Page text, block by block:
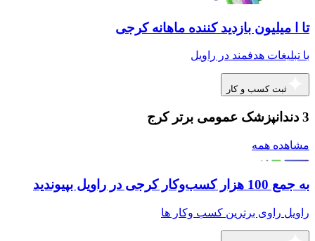
تا ا میلیون بازدید کننده ماهانه کرجی
با تبلیغات هدفمند در راویل
ثبت کسب و کار
3 دندانپزشک عمومی برتر کرج
مشاهده همه
به جمع 100 هزار کسب‌وکار کرجی در راویل بپیوندید
راویل راوی برترین کسب وکار ها